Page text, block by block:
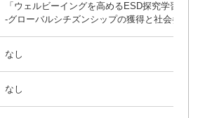
「ウェルビーイングを高めるESD探究学習の
-グローバルシチズンシップの獲得と社会参画
なし
なし